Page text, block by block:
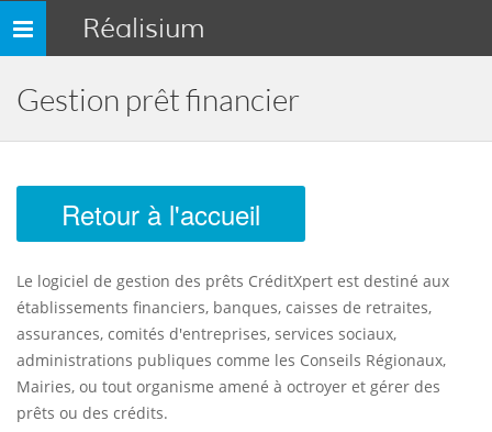
Toggle
navigation
Réalisium
Gestion prêt financier
Retour à l'accueil
Le logiciel de gestion des prêts CréditXpert est destiné aux
établissements financiers, banques, caisses de retraites,
assurances, comités d'entreprises, services sociaux,
administrations publiques comme les Conseils Régionaux,
Mairies, ou tout organisme amené à octroyer et gérer des
prêts ou des crédits.